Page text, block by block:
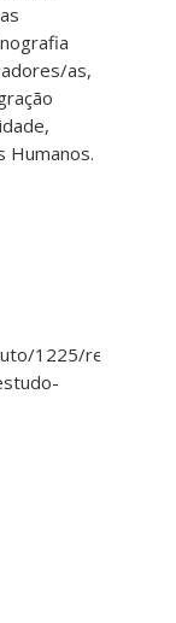
es/as,
Humanos.
1225/refugio-